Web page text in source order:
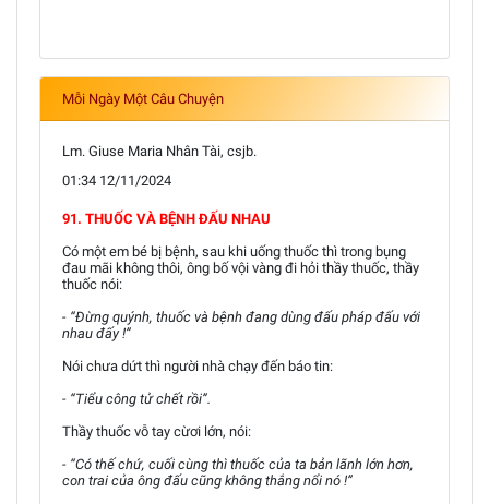
Mỗi Ngày Một Câu Chuyện
Lm. Giuse Maria Nhân Tài, csjb.
01:34 12/11/2024
91. THUỐC VÀ BỆNH ĐẤU NHAU
Có một em bé bị bệnh, sau khi uống thuốc thì trong bụng
đau mãi không thôi, ông bố vội vàng đi hỏi thầy thuốc, thầy
thuốc nói:
- “Đừng quýnh, thuốc và bệnh đang dùng đấu pháp đấu với
nhau đấy !”
Nói chưa dứt thì người nhà chạy đến báo tin:
- “Tiểu công tử chết rồi”.
Thầy thuốc vỗ tay cừơi lớn, nói:
- “Có thế chứ, cuối cùng thì thuốc của ta bản lãnh lớn hơn,
con trai của ông đấu cũng không thắng nổi nó !”